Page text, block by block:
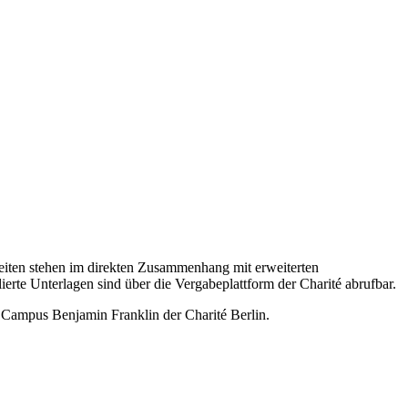
stehen im direkten Zusammenhang mit erweiterten
Unterlagen sind über die Vergabeplattform der Charité abrufbar.
Benjamin Franklin der Charité Berlin.